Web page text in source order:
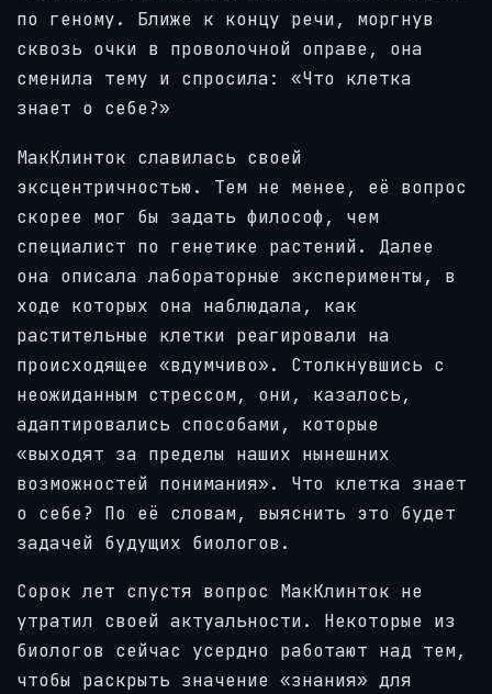
по геному. Ближе к концу речи, моргнув
сквозь очки в проволочной оправе, она
сменила тему и спросила: «Что клетка
знает о себе?»
МакКлинток славилась своей
эксцентричностью. Тем не менее, её вопрос
скорее мог бы задать философ, чем
специалист по генетике растений. Далее
она описала лабораторные эксперименты, в
ходе которых она наблюдала, как
растительные клетки реагировали на
происходящее «вдумчиво». Столкнувшись с
неожиданным стрессом, они, казалось,
адаптировались способами, которые
«выходят за пределы наших нынешних
возможностей понимания». Что клетка знает
о себе? По её словам, выяснить это будет
задачей будущих биологов.
Сорок лет спустя вопрос МакКлинток не
утратил своей актуальности. Некоторые из
биологов сейчас усердно работают над тем,
чтобы раскрыть значение «знания» для